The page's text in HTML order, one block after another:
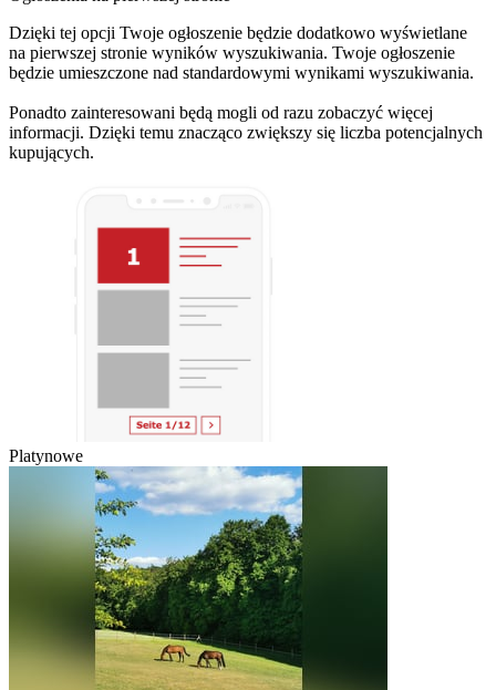
Dzięki tej opcji Twoje ogłoszenie będzie dodatkowo wyświetlane
na pierwszej stronie wyników wyszukiwania. Twoje ogłoszenie
będzie umieszczone nad standardowymi wynikami wyszukiwania.
Ponadto zainteresowani będą mogli od razu zobaczyć więcej
informacji. Dzięki temu znacząco zwiększy się liczba potencjalnych
kupujących.
Platynowe